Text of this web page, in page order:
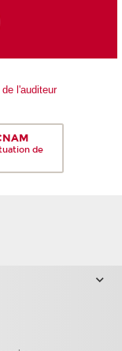
l'auditeur
de